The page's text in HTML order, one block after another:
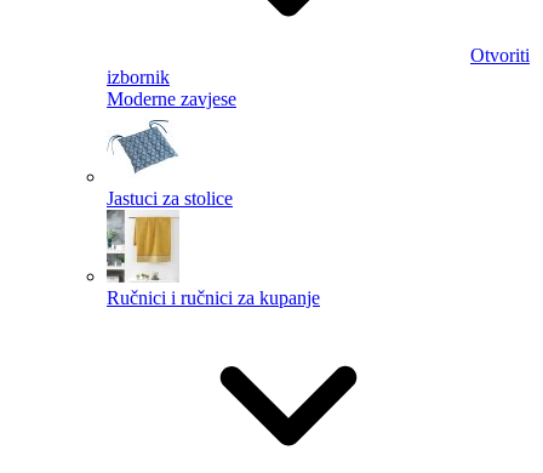
Otvoriti
izbornik
Moderne zavjese
Jastuci za stolice
Ručnici i ručnici za kupanje